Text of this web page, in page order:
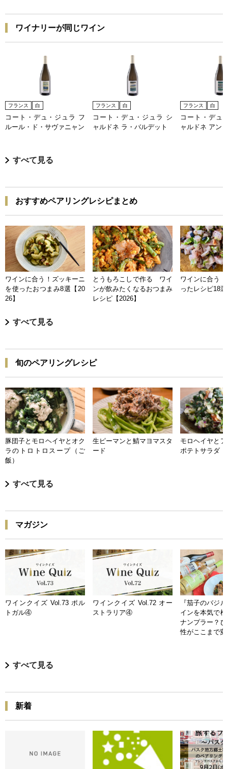
ワイナリーが同じワイン
フランス 白
コート・デュ・ジュラ フ
ルール・ド・サヴァニャン
フランス 白
コート・デュ・ジュラ シ
ャルドネ ラ・バルデット
フランス 白
コート・デュ
ャルドネ アン
すべて見る
おすすめペアリングレシピまとめ
ワインに合う！ズッキーニ
を使ったおつまみ8選【20
26】
とうもろこしで作る ワイ
ンが飲みたくなるおつまみ
レシピ【2026】
ワインに合う
ったレシピ18
すべて見る
旬のペアリングレシピ
豚団子とモロヘイヤとオク
ラのトロトロスープ（ご
飯）
生ピーマンと鯖マヨマスタ
ード
モロヘイヤと
ポテトサラダ
すべて見る
マガジン
ワインクイズ Vol.73 ポル
トガル④
ワインクイズ Vol.72 オー
ストラリア④
『茄子のバジ
インを本気で
ナンプラー？
性がここまで
すべて見る
新着